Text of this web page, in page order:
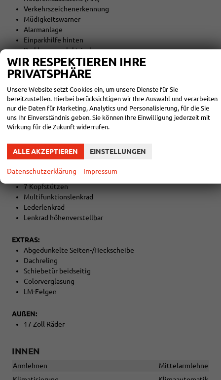
Verkehrszeichenerkennung
Müdigkeitswarner
Alarmanlage
Einparkhilfe hinten
Parkbremse elektrisch
6 Airbags
Beifahrer-Airbag ausschaltbar
INNENAUSSTATTUNG UND KOMFORT:
Zentralverriegelung mit Funk
Keyless-Go
Außenspiegel elektrisch verstellbar
Außenspiegel beheizbar
Mittelarmlehne
Rücksitzbank teilbar
7 Kopfstützen
Multifunktionslenkrad
Lederlenkrad
Lenkrad höhenverstellbar
EXTRAS:
Abgedunkelte Seiten-/Heckscheibe
Dachreling
Schiebetür beidseitig
Colorverglasung
LM-Felgen
AUßEN:
17 Zoll Räder
INNEN
Armlehnen
Mittelarmlehne
WIR RESPEKTIEREN IHRE
PRIVATSPHÄRE
Unsere Website setzt Cookies ein, um unsere Dienste für Sie
bereitzustellen. Hierbei berücksichtigen wir Ihre Auswahl und verarbeiten
nur die Daten für Marketing, Analytics und Personalisierung, für die Sie
uns Ihr Einverständnis geben. Sie können Ihre Einwilligung jederzeit mit
Wirkung für die Zukunft widerrufen.
ALLE AKZEPTIEREN EINSTELLUNGEN
Datenschutzerklärung Impressum